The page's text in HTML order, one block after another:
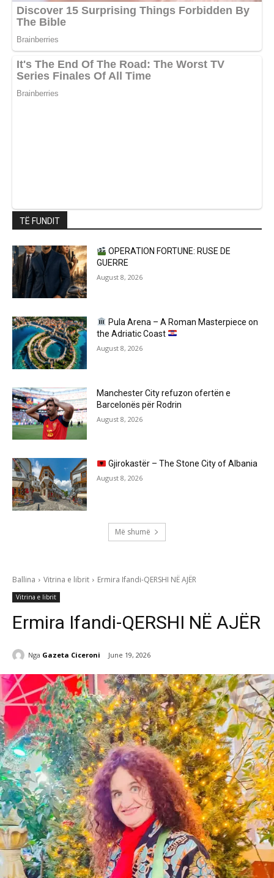
TË FUNDIT
OPERATION FORTUNE: RUSE DE
GUERRE
August 8, 2026
Pula Arena – A Roman Masterpiece on
the Adriatic Coast
August 8, 2026
Manchester City refuzon ofertën e
Barcelonës për Rodrin
August 8, 2026
Gjirokastër – The Stone City of Albania
August 8, 2026
Më shumë